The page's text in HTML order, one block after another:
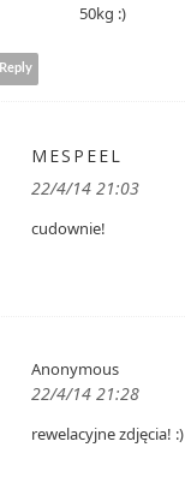
50kg :)
Reply
MESPEEL
22/4/14 21:03
cudownie!
Anonymous
22/4/14 21:28
rewelacyjne zdjęcia! :)